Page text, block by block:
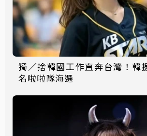
獨／捨韓國工作直奔台灣！韓
名啦啦隊海選